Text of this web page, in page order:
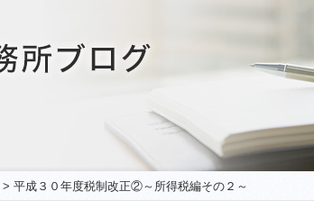
> 平成３０年度税制改正②～所得税編その２～